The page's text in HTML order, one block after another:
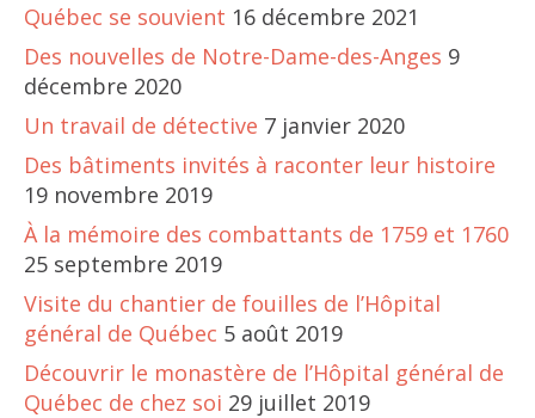
Québec se souvient 16 décembre 2021
Des nouvelles de Notre-Dame-des-Anges 9
décembre 2020
Un travail de détective 7 janvier 2020
Des bâtiments invités à raconter leur histoire
19 novembre 2019
À la mémoire des combattants de 1759 et 1760
25 septembre 2019
Visite du chantier de fouilles de l’Hôpital
général de Québec 5 août 2019
Découvrir le monastère de l’Hôpital général de
Québec de chez soi 29 juillet 2019